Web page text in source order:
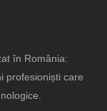
în România:
profesioniști care